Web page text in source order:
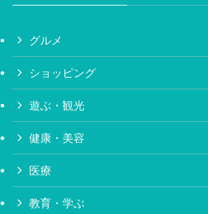
グルメ
ショッピング
遊ぶ・観光
健康・美容
医療
教育・学ぶ